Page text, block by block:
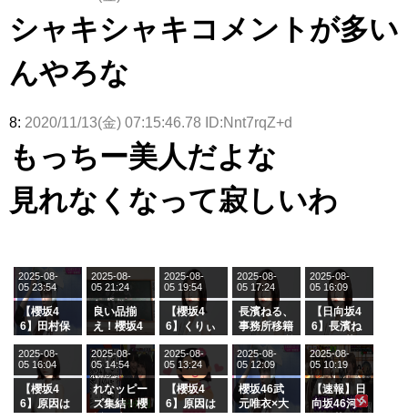
シャキシャキコメントが多い
んやろな
8: 2020/11/13(金) 07:15:46.78 ID:Nnt7rqZ+d
もっちー美人だよな
見れなくなって寂しいわ
【櫻坂4
6】田村保
ージを脱い
でいた理由
2025-08-
05 23:54
良い品揃
え！櫻坂4
グル『Mak
e or Brea
k』オフィ
シャルグッ
ズ絶賛販売
2025-08-
05 21:24
【櫻坂4
6】くりぃ
の2人を手
玉に取る大
沼晶保【く
りぃむナン
タラ】
2025-08-
05 19:54
長濱ねる、
事務所移籍
属を発表
2025-08-
05 17:24
【日向坂4
6】長濱ね
ら移籍しフ
ラーム所属
に。これで
事務所に所
属している
2025-08-
05 16:09
【櫻坂4
6】原因は
2025-08-
05 16:04
れなッピー
ズ集結！櫻
2025-08-
05 14:54
【櫻坂4
6】原因は
2025-08-
05 13:24
櫻坂46武
元唯衣×大
2025-08-
05 12:09
【速報】日
向坂46河
2025-08-
05 10:19